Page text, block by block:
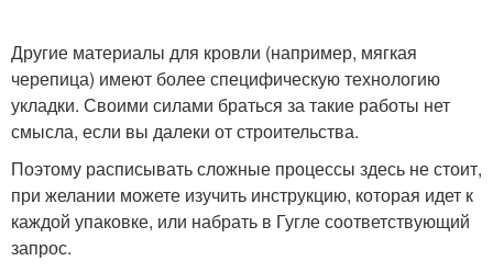
Другие материалы для кровли (например, мягкая
черепица) имеют более специфическую технологию
укладки. Своими силами браться за такие работы нет
смысла, если вы далеки от строительства.
Поэтому расписывать сложные процессы здесь не стоит,
при желании можете изучить инструкцию, которая идет к
каждой упаковке, или набрать в Гугле соответствующий
запрос.